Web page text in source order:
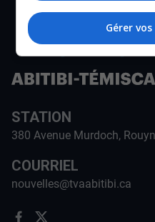
STATION
380 Avenue Murdoch,
COURRIEL
nouvelles@tvaabitibi.ca
Gérer